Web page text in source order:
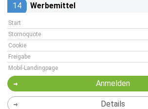
14 Werbemittel
Start
Stornoquote
Cookie
Freigabe
Mobil-Landingpage
Anmelden
Details